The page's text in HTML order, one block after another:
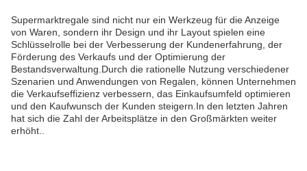
Supermarktregale sind nicht nur ein Werkzeug für die Anzeige
von Waren, sondern ihr Design und ihr Layout spielen eine
Schlüsselrolle bei der Verbesserung der Kundenerfahrung, der
Förderung des Verkaufs und der Optimierung der
Bestandsverwaltung.Durch die rationelle Nutzung verschiedener
Szenarien und Anwendungen von Regalen, können Unternehmen
die Verkaufseffizienz verbessern, das Einkaufsumfeld optimieren
und den Kaufwunsch der Kunden steigern.In den letzten Jahren
hat sich die Zahl der Arbeitsplätze in den Großmärkten weiter
erhöht..